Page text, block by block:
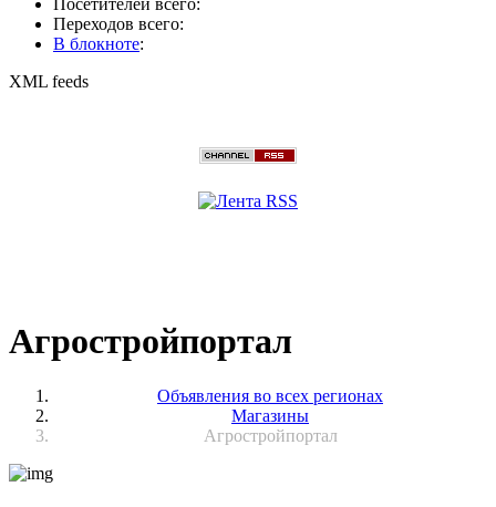
Посетителей всего:
Переходов всего:
В блокноте:
XML feeds
Агростройпортал
Объявления во всех регионах
Магазины
Агростройпортал